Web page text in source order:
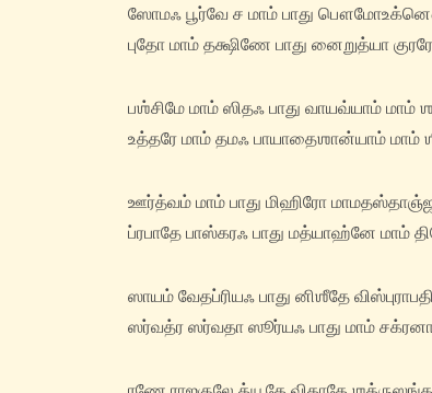
ஸோமஃ பூர்வே ச மாம் பாது
புதோ மாம் தக்ஷிணே பாது னைறுத்யா
பஶ்சிமே மாம் ஸிதஃ பாது வாயவ்யாம் மாம்
உத்தரே மாம் தமஃ பாயாதைஶான்யாம் மாம்
ஊர்த்வம் மாம் பாது மிஹிரோ
ப்ரபாதே பாஸ்கரஃ பாது மத்யாஹ்னே மாம்
ஸாயம் வேதப்ரியஃ பாது னிஶீதே
ஸர்வத்ர ஸர்வதா ஸூர்யஃ பாது மாம்